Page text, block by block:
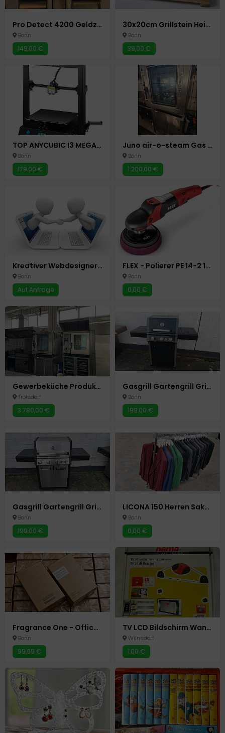
Pro Detect 4200 Geldzählmaschine Scheinzählmaschine Geld Zähler
Bonn
149,00 €
30x20cm Grillstein Heiße Platte Steakplatte Heißer Stein Steinplatte Hot Stone
Bonn
39,00 €
TOP ANYCUBIC I3 MEGA X - 3D DRUCKER MASCHINE PC COMPUTER BONN
Bonn
179,00 €
Juno air-o-steam Gas 38 kW Konvektomat Kombidämpfer Gastro Backofen Bonn
Bonn
1.200,00 €
Kreativer Webdesigner Wordpress Baukasten Shop System Home-Office
Bonn
Auf Anfrage
FLEX - Polierer PE 14-2 150 Maschine PKW Auto Autoaufbereitung
Bonn
0,00 €
Gewerbeküche Produktionsküche Bäckerei Backstube Cateringküche Küche Mietküche Kühlhaus Ladenlokal
Troisdorf
3.780,00 €
Gasgrill Gartengrill Grillwagen Grillstation Gasherd / 4 Brenner
Bonn
199,00 €
Gasgrill Gartengrill Grillwagen Grillstation Gasherd / 5 Brenner
Bonn
199,00 €
LICONA 150 Herren Sakkos Club Sakko Hochzeit Verlobung Anzug TOP
Bonn
0,00 €
Fragrance One - Office For Men - 100ml - EdP - First Batch 1. Edition - Jeremy
Bonn
99,99 €
TV LCD Bildschirm Wandhalterung Hama Ultraslim 23-46 Zoll o.58 -117 cm
Wilnsdorf
1,00 €